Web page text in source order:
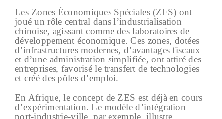
Les Zones Économiques Spéciales (ZES) ont
joué un rôle central dans l’industrialisation
chinoise, agissant comme des laboratoires de
développement économique. Ces zones, dotées
d’infrastructures modernes, d’avantages fiscaux
et d’une administration simplifiée, ont attiré des
entreprises, favorisé le transfert de technologies
et créé des pôles d’emploi.
En Afrique, le concept de ZES est déjà en cours
d’expérimentation. Le modèle d’intégration
port-industrie-ville, par exemple, illustre